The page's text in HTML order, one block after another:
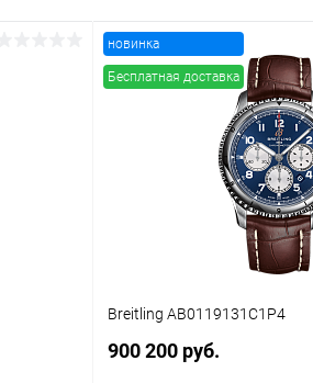
новинка
Бесплатная доставка
Breitling AB0119131C1P4
900 200 руб.